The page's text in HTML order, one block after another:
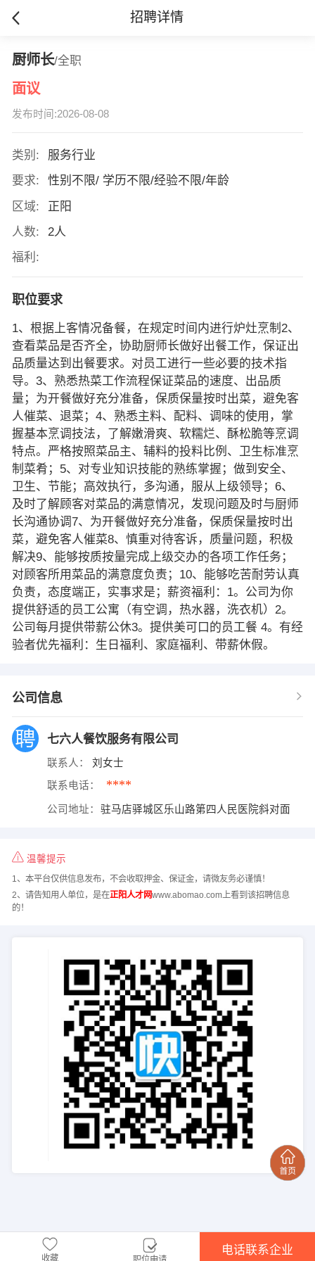
招聘详情
厨师长/全职
面议
发布时间:2026-08-08
类别:
服务行业
要求:
性别不限/ 学历不限/经验不限/年龄
区域:
正阳
人数:
2人
福利:
职位要求
1、根据上客情况备餐，在规定时间内进行炉灶烹制2、
查看菜品是否齐全，协助厨师长做好出餐工作，保证出
品质量达到出餐要求。对员工进行一些必要的技术指
导。3、熟悉热菜工作流程保证菜品的速度、出品质
量；为开餐做好充分准备，保质保量按时出菜，避免客
人催菜、退菜；4、熟悉主料、配料、调味的使用，掌
握基本烹调技法，了解嫩滑爽、软糯烂、酥松脆等烹调
特点。严格按照菜品主、辅料的投料比例、卫生标准烹
制菜肴；5、对专业知识技能的熟练掌握；做到安全、
卫生、节能；高效执行，多沟通，服从上级领导；6、
及时了解顾客对菜品的满意情况，发现问题及时与厨师
长沟通协调7、为开餐做好充分准备，保质保量按时出
菜，避免客人催菜8、慎重对待客诉，质量问题，积极
解决9、能够按质按量完成上级交办的各项工作任务；
对顾客所用菜品的满意度负责；10、能够吃苦耐劳认真
负责，态度端正，实事求是；薪资福利：1。公司为你
提供舒适的员工公寓（有空调，热水器，洗衣机）2。
公司每月提供带薪公休3。提供美可口的员工餐 4。有经
验者优先福利：生日福利、家庭福利、带薪休假。
公司信息
七六人餐饮服务有限公司
联系人： 刘女士
联系电话： ****
公司地址： 驻马店驿城区乐山路第四人民医院斜对面
温馨提示
1、本平台仅供信息发布，不会收取押金、保证金，请微友务必谨慎！
2、请告知用人单位，是在正阳人才网www.abomao.com上看到该招聘信息
的！
收藏
电话联系企业